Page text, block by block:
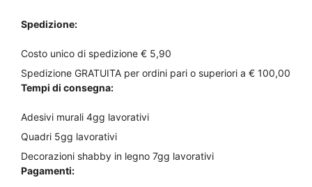
Spedizione:
Costo unico di spedizione € 5,90
Spedizione GRATUITA per ordini pari o superiori a € 100,00
Tempi di consegna:
Adesivi murali 4gg lavorativi
Quadri 5gg lavorativi
Decorazioni shabby in legno 7gg lavorativi
Pagamenti: